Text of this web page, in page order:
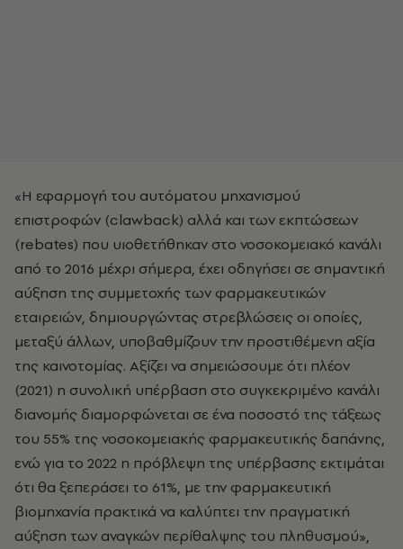
«Η εφαρμογή του αυτόματου μηχανισμού
επιστροφών (clawback) αλλά και των εκπτώσεων
(rebates) που υιοθετήθηκαν στο νοσοκομειακό κανάλι
από το 2016 μέχρι σήμερα, έχει οδηγήσει σε σημαντική
αύξηση της συμμετοχής των φαρμακευτικών
εταιρειών, δημιουργώντας στρεβλώσεις οι οποίες,
μεταξύ άλλων, υποβαθμίζουν την προστιθέμενη αξία
της καινοτομίας. Αξίζει να σημειώσουμε ότι πλέον
(2021) η συνολική υπέρβαση στο συγκεκριμένο κανάλι
διανομής διαμορφώνεται σε ένα ποσοστό της τάξεως
του 55% της νοσοκομειακής φαρμακευτικής δαπάνης,
ενώ για το 2022 η πρόβλεψη της υπέρβασης εκτιμάται
ότι θα ξεπεράσει το 61%, με την φαρμακευτική
βιομηχανία πρακτικά να καλύπτει την πραγματική
αύξηση των αναγκών περίθαλψης του πληθυσμού»,